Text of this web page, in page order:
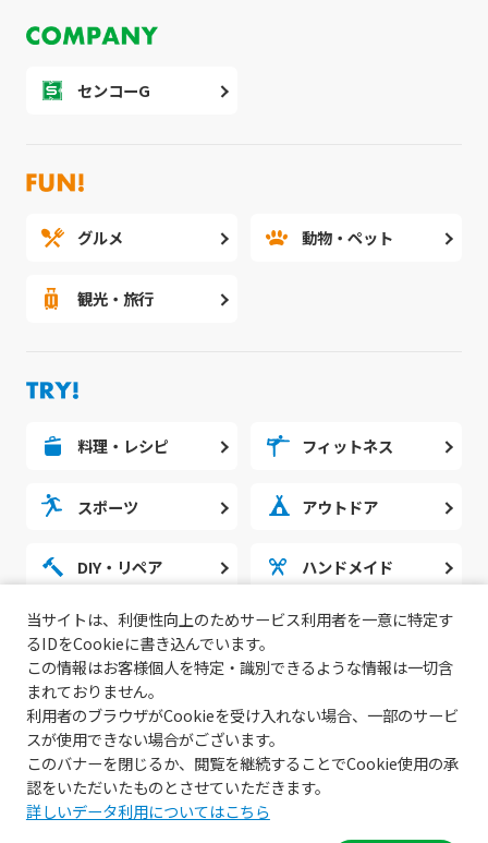
センコーG
グルメ 動物・ペット
観光・旅行
料理・レシピ フィットネス
スポーツ アウトドア
DIY・リペア ハンドメイド
勉強・スタディ ノウハウ
© 2022 無料動画サイトGoody!TV.
当サイトは、利便性向上のためサービス利用者を一意に特定す
るIDをCookieに書き込んでいます。
この情報はお客様個人を特定・識別できるような情報は一切含
まれておりません。
利用者のブラウザがCookieを受け入れない場合、一部のサービ
スが使用できない場合がございます。
このバナーを閉じるか、閲覧を継続することでCookie使用の承
認をいただいたものとさせていただきます。
詳しいデータ利用についてはこちら